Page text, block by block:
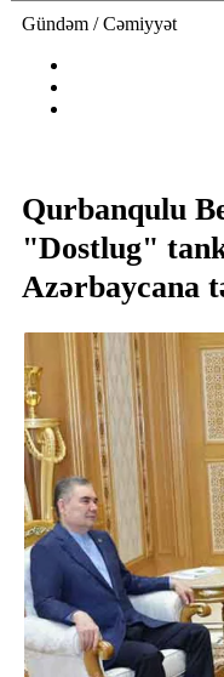
Gündəm / Cəmiyyət
Qurbanqulu
"Dostlug"
Azərbaycana